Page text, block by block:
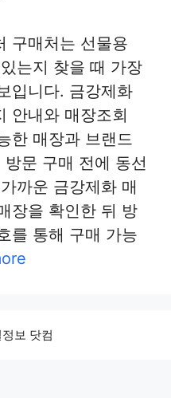
구매처는 선물용
는지 찾을 때 가장
입니다. 금강제화
안내와 매장조회
한 매장과 브랜드
문 구매 전에 동선
까운 금강제화 매
장을 확인한 뒤 방
를 통해 구매 가능
보 닷컴